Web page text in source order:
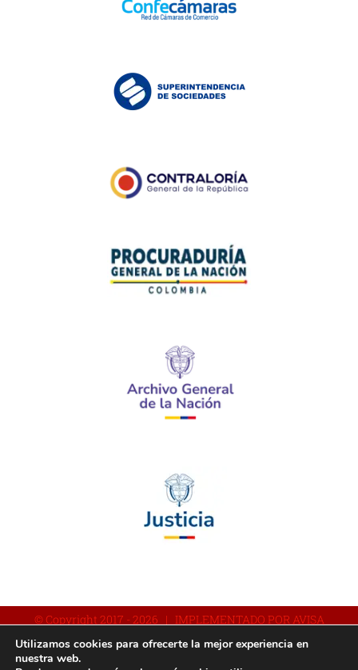
© Copyright 2017 - 2026 | IMPLEMENTADO POR AVISA
Utilizamos cookies para ofrecerte la mejor experiencia en
nuestra web.